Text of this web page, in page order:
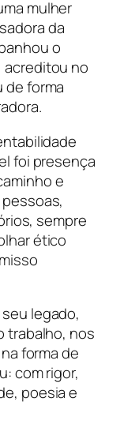
mulher
da
o
acreditou no
de forma
foi presença
e
sempre
ético
legado,
trabalho, nos
forma de
com rigor,
poesia e